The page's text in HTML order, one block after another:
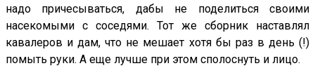
надо причесываться, дабы не поделиться своими
насекомыми с соседями. Тот же сборник наставлял
кавалеров и дам, что не мешает хотя бы раз в день (!)
помыть руки. А еще лучше при этом сполоснуть и лицо.